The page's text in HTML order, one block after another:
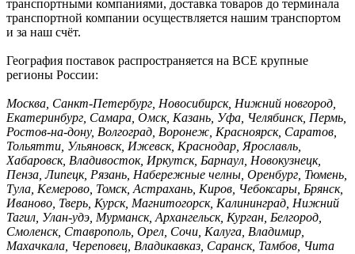
транспортными компаниями, доставка товаров до терминала
транспортной компании осуществляется нашим транспортом
и за наш счёт.
География поставок распространяется на ВСЕ крупные
регионы России:
Москва, Санкт-Петербург, Новосибирск, Нижний новгород,
Екатеринбург, Самара, Омск, Казань, Уфа, Челябинск, Пермь,
Ростов-на-дону, Волгоград, Воронеж, Красноярск, Саратов,
Тольятти, Ульяновск, Ижевск, Краснодар, Ярославль,
Хабаровск, Владивосток, Иркутск, Барнаул, Новокузнецк,
Пенза, Липецк, Рязань, Набережные челны, Оренбург, Тюмень,
Тула, Кемерово, Томск, Астрахань, Киров, Чебоксары, Брянск,
Иваново, Тверь, Курск, Магнитогорск, Калининград, Нижний
Тагил, Улан-удэ, Мурманск, Архангельск, Курган, Белгород,
Смоленск, Ставрополь, Орел, Сочи, Калуга, Владимир,
Махачкала, Череповец, Владикавказ, Саранск, Тамбов, Чита